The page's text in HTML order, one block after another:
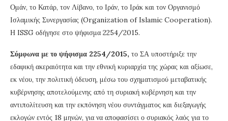
Ομάν, το Κατάρ, τον Λίβανο, το Ιράν, το Ιράκ και τον Οργανισμό
Ισλαμικής Συνεργασίας (Organization of Islamic Cooperation).
Η ISSG οδήγησε στο ψήφισμα 2254/2015.
Σύμφωνα με το ψήφισμα 2254/2015, το ΣΑ υποστήριξε την
εδαφική ακεραιότητα και την εθνική κυριαρχία της χώρας και αξίωσε,
εκ νέου, την πολιτική όδευση, μέσω του σχηματισμού μεταβατικής
κυβέρνησης αποτελούμενης από τη συριακή κυβέρνηση και την
αντιπολίτευση και την εκπόνηση νέου συντάγματος και διεξαγωγής
εκλογών εντός 18 μηνών, για να αποφασίσει ο συριακός λαός για το